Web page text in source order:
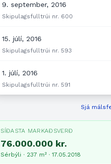
9. september, 2016
Skipulagsfulltrúi nr. 600
15. júlí, 2016
Skipulagsfulltrúi nr. 593
1. júlí, 2016
Skipulagsfulltrúi nr. 591
Sjá
SÍÐASTA MARKAÐSVERÐ
76.000.000 kr.
Sérbýli · 237 m² · 17.05.2018